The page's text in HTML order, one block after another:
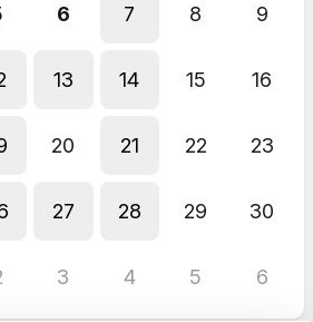
6 7 8 9
13 14 15 16
20 21 22 23
27 28 29 30
3 4 5 6